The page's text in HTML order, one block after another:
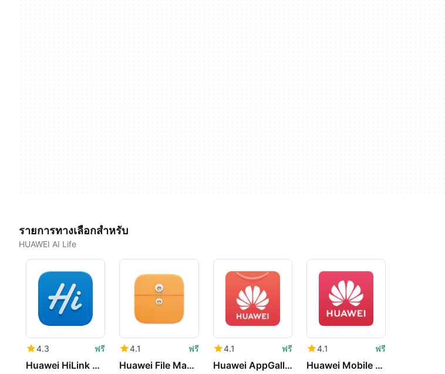
รายการทางเลือกสำหรับ
HUAWEI AI Life
4.3 ฟรี
Huawei HiLink Mobile WiFi
4.1 ฟรี
Huawei File Manager
4.1 ฟรี
Huawei AppGallery
4.1 ฟรี
Huawei Mobile Services